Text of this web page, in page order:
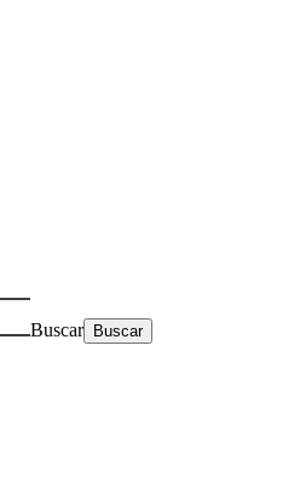
Buscar